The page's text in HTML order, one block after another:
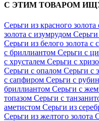
С ЭТИМ ТОВАРОМ
Серьги из красного
золота с изумрудом Серьги
Серьги из белого золота с
с бриллиантом Серьги с
с хрусталем Серьги с
Серьги с опалом Серьги с
с сапфиром Серьги с
бриллиантом Серьги с
топазом Серьги с
аметистом Серьги из
Серьги из желтого золота